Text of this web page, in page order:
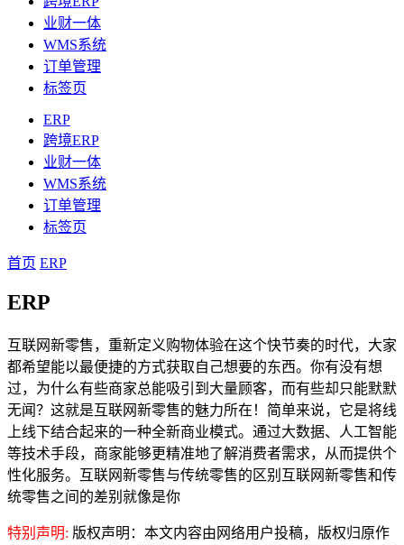
业财一体
WMS系统
订单管理
标签页
ERP
跨境ERP
业财一体
WMS系统
订单管理
标签页
首页 ERP
ERP
互联网新零售，重新定义购物体验在这个快节奏的时代，大家
都希望能以最便捷的方式获取自己想要的东西。你有没有想
过，为什么有些商家总能吸引到大量顾客，而有些却只能默默
无闻？这就是互联网新零售的魅力所在！简单来说，它是将线
上线下结合起来的一种全新商业模式。通过大数据、人工智能
等技术手段，商家能够更精准地了解消费者需求，从而提供个
性化服务。互联网新零售与传统零售的区别互联网新零售和传
统零售之间的差别就像是你
特别声明: 版权声明：本文内容由网络用户投稿，版权归原作